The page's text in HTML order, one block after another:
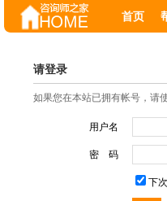
首页
请登录
如果您在本站已拥有帐号，请
用户名
密 码
下